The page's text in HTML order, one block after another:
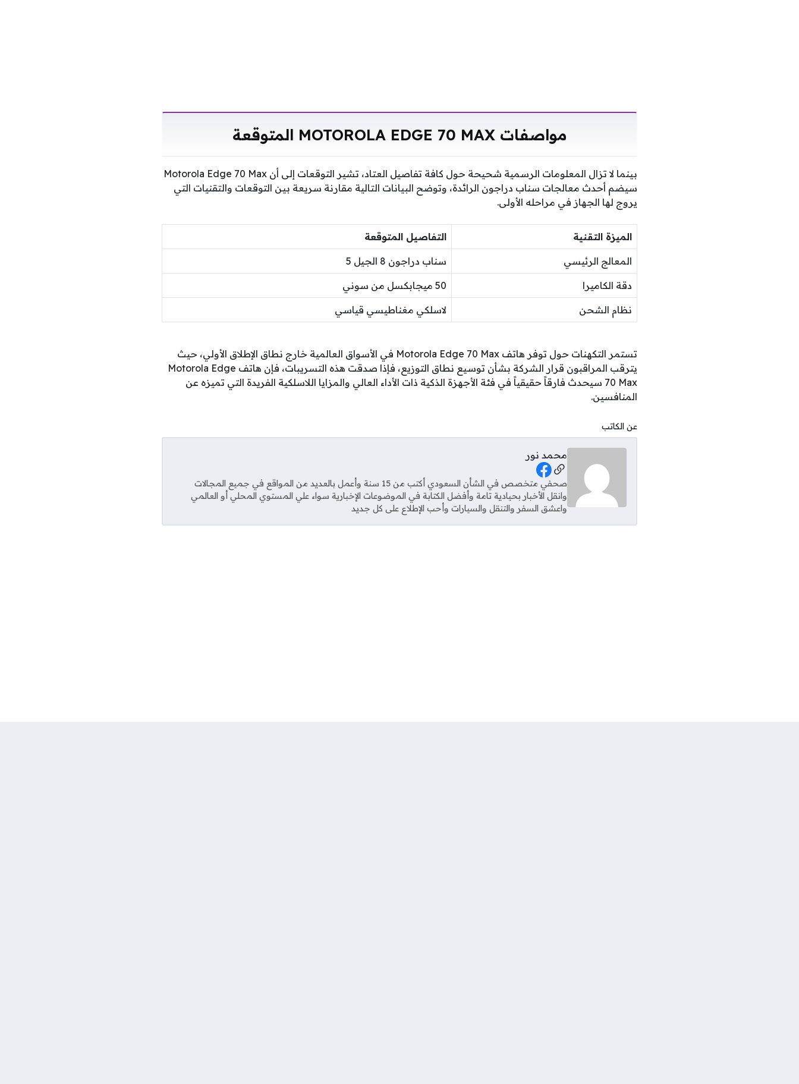
مواصفات MOTOROLA EDGE 70 MAX المتوقعة
بينما لا تزال المعلومات الرسمية شحيحة حول كافة تفاصيل العتاد، تشير التوقعات إلى أن Motorola Edge 70 Max
سيضم أحدث معالجات سناب دراجون الرائدة، وتوضح البيانات التالية مقارنة سريعة بين التوقعات والتقنيات التي
يروج لها الجهاز في مراحله الأولى.
الميزة التقنية التفاصيل المتوقعة
المعالج الرئيسي سناب دراجون 8 الجيل 5
دقة الكاميرا 50 ميجابكسل من سوني
نظام الشحن لاسلكي مغناطيسي قياسي
تستمر التكهنات حول توفر هاتف Motorola Edge 70 Max في الأسواق العالمية خارج نطاق الإطلاق الأولي، حيث
يترقب المراقبون قرار الشركة بشأن توسيع نطاق التوزيع، فإذا صدقت هذه التسريبات، فإن هاتف Motorola Edge
70 Max سيحدث فارقاً حقيقياً في فئة الأجهزة الذكية ذات الأداء العالي والمزايا اللاسلكية الفريدة التي تميزه عن
المنافسين.
عن الكاتب
محمد نور
Social Links
صحفي متخصص في الشأن السعودي أكتب من 15 سنة وأعمل بالعديد من المواقع في جميع المجالات
وانقل الأخبار بحيادية تامة وأفضل الكتابة في الموضوعات الإخبارية سواء علي المستوي المحلي أو العالمي
واعشق السفر والتنقل والسيارات وأحب الإطلاع على كل جديد